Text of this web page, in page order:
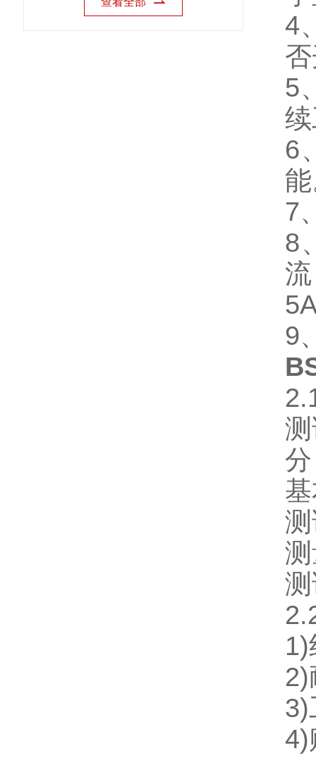
4
5
6
7
8
9